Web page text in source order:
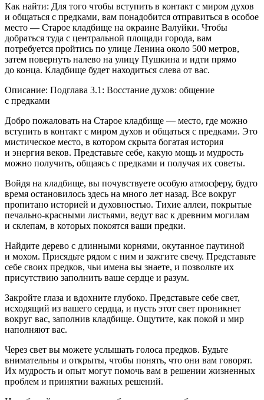
Как найти: Для того чтобы вступить в контакт с миром духов
и общаться с предками, вам понадобится отправиться в особое
место — Старое кладбище на окраине Валуйки. Чтобы
добраться туда с центральной площади города, вам
потребуется пройтись по улице Ленина около 500 метров,
затем повернуть налево на улицу Пушкина и идти прямо
до конца. Кладбище будет находиться слева от вас.
Описание: Подглава 3.1: Восстание духов: общение
с предками
Добро пожаловать на Старое кладбище — место, где можно
вступить в контакт с миром духов и общаться с предками. Это
мистическое место, в котором скрыта богатая история
и энергия веков. Представьте себе, какую мощь и мудрость
можно получить, общаясь с предками и получая их советы.
Войдя на кладбище, вы почувствуете особую атмосферу, будто
время остановилось здесь на много лет назад. Все вокруг
пропитано историей и духовностью. Тихие аллеи, покрытые
печально-красными листьями, ведут вас к древним могилам
и склепам, в которых покоятся ваши предки.
Найдите дерево с длинными корнями, окутанное паутиной
и мохом. Присядьте рядом с ним и зажгите свечу. Представьте
себе своих предков, чьи имена вы знаете, и позвольте их
присутствию заполнить ваше сердце и разум.
Закройте глаза и вдохните глубоко. Представьте себе свет,
исходящий из вашего сердца, и пусть этот свет проникнет
вокруг вас, заполнив кладбище. Ощутите, как покой и мир
наполняют вас.
Через свет вы можете услышать голоса предков. Будьте
внимательны и открыты, чтобы понять, что они вам говорят.
Их мудрость и опыт могут помочь вам в решении жизненных
проблем и принятии важных решений.